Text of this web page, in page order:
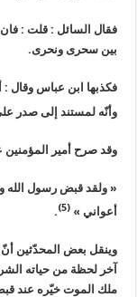
فقال السائل : قلت :
بين سحرى ونحرى.
فكذبها ابن عباس وقال :
وأنّه لمستند إلى صدر
وقد صرح أمير
« ولقد قبض رسول الله
أعواني »(5)
.
وينقل بعض المحدّثين أنّ
آخر لحظة من حياته
ملك الموت خيّره عند